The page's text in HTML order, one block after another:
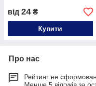
від 24 ₴
Купити
Про нас
Рейтинг не